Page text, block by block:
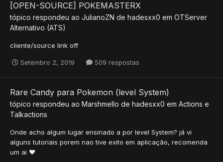
[OPEN-SOURCE] POKEMASTERX
tópico respondeu ao JulianoZN de hadesxx0 em OTServer
Alternativo (ATS)
cliente/source link off
Setembro 2, 2019 509 respostas
Rare Candy para Pokemon (level System)
tópico respondeu ao Marshmello de hadesxx0 em Actions e
Talkactions
Onde acho algum lugar ensinado a por level System? já vi
alguns tutoriais porem nao tive exito em aplicação, recomenda
um ai ❤️